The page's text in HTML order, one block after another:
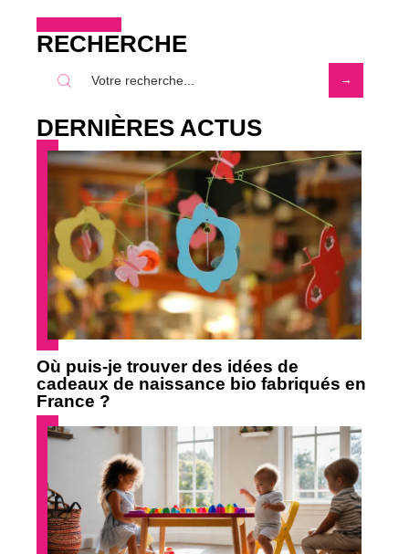
RECHERCHE
DERNIÈRES ACTUS
Où puis-je trouver des idées de
cadeaux de naissance bio fabriqués en
France ?